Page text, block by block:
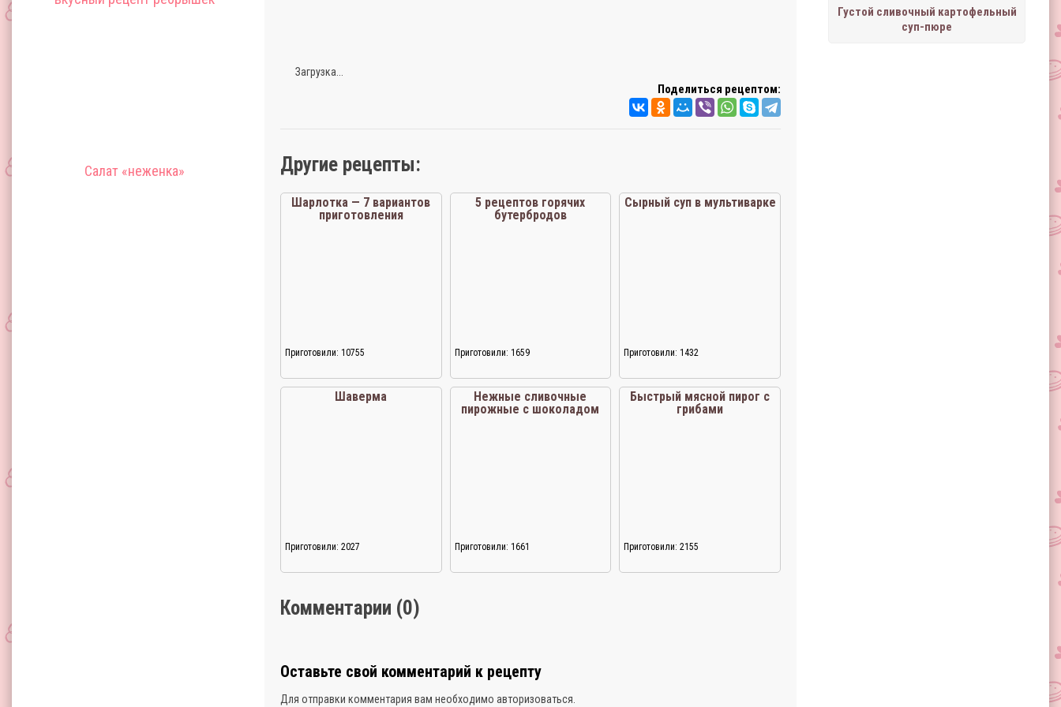
Салат «неженка»
Густой сливочный картофельный
суп-пюре
Загрузка...
Поделиться рецептом:
Другие рецепты:
Шарлотка — 7 вариантов
приготовления
Приготовили: 10755
5 рецептов горячих
бутербродов
Приготовили: 1659
Сырный суп в мультиварке
Приготовили: 1432
Шаверма
Приготовили: 2027
Нежные сливочные
пирожные с шоколадом
Приготовили: 1661
Быстрый мясной пирог с
грибами
Приготовили: 2155
Комментарии (0)
Оставьте свой комментарий к рецепту
Для отправки комментария вам необходимо авторизоваться